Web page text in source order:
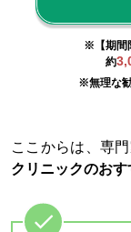
※【期間
約
※無理な
ここからは、専
クリニックのお